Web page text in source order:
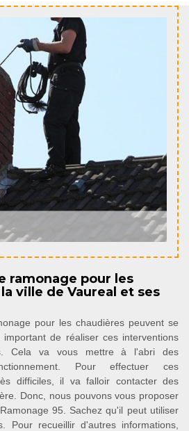
ramonage pour les
ville de Vaureal et ses
pour les chaudières peuvent se
de réaliser ces interventions
Cela va vous mettre à l'abri des
Pour effectuer ces
difficiles, il va falloir contacter des
Donc, nous pouvons vous proposer
95. Sachez qu'il peut utiliser
Pour recueillir d'autres informations,